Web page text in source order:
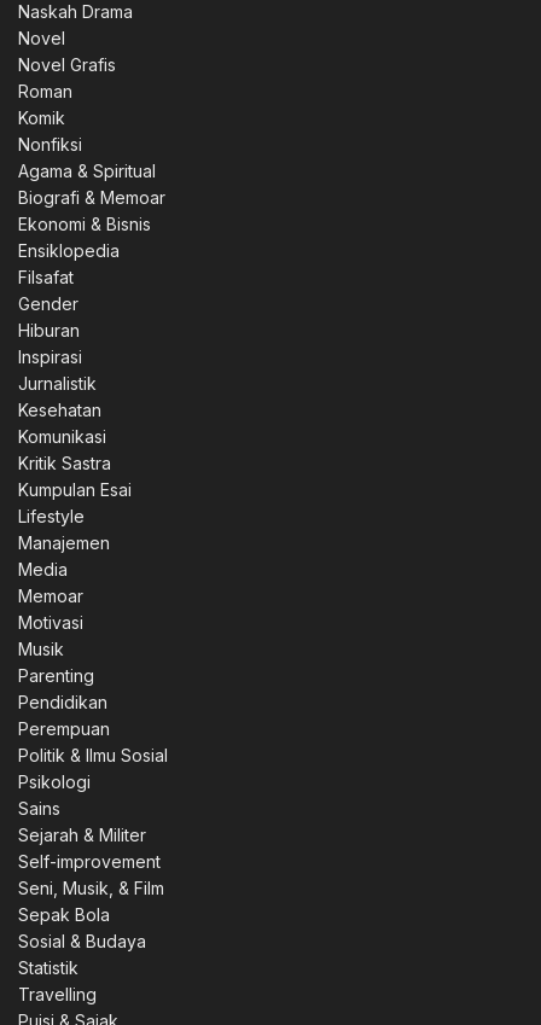
Naskah Drama
Novel
Novel Grafis
Roman
Komik
Nonfiksi
Agama & Spiritual
Biografi & Memoar
Ekonomi & Bisnis
Ensiklopedia
Filsafat
Gender
Hiburan
Inspirasi
Jurnalistik
Kesehatan
Komunikasi
Kritik Sastra
Kumpulan Esai
Lifestyle
Manajemen
Media
Memoar
Motivasi
Musik
Parenting
Pendidikan
Perempuan
Politik & Ilmu Sosial
Psikologi
Sains
Sejarah & Militer
Self-improvement
Seni, Musik, & Film
Sepak Bola
Sosial & Budaya
Statistik
Travelling